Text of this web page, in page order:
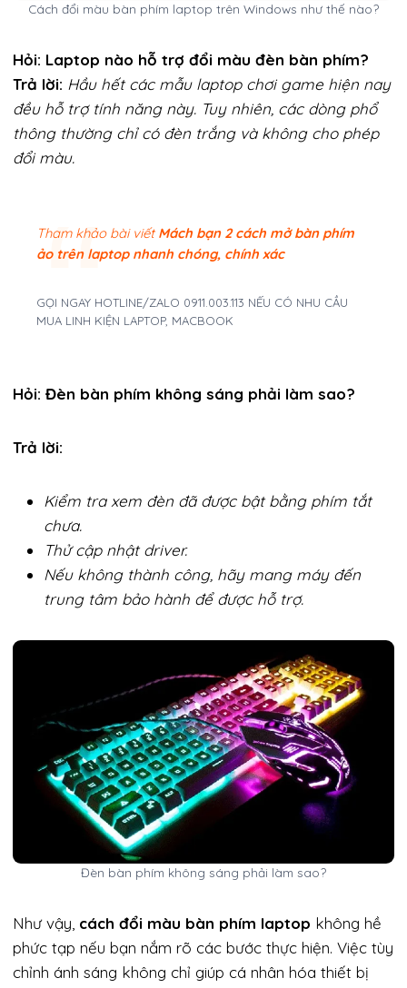
Cách đổi màu bàn phím laptop trên Windows như thế nào?
Hỏi: Laptop nào hỗ trợ đổi màu đèn bàn phím?
Trả lời: Hầu hết các mẫu laptop chơi game hiện nay
đều hỗ trợ tính năng này. Tuy nhiên, các dòng phổ
thông thường chỉ có đèn trắng và không cho phép
đổi màu.
Tham khảo bài viếtMách bạn 2 cách mở bàn phím
ảo trên laptop nhanh chóng, chính xác
GỌI NGAY HOTLINE/ZALO 0911.003.113 NẾU CÓ NHU CẦU
MUA LINH KIỆN LAPTOP, MACBOOK
Hỏi: Đèn bàn phím không sáng phải làm sao?
Trả lời:
Kiểm tra xem đèn đã được bật bằng phím tắt
chưa.
Thử cập nhật driver.
Nếu không thành công, hãy mang máy đến
trung tâm bảo hành để được hỗ trợ.
Đèn bàn phím không sáng phải làm sao?
Như vậy, cách đổi màu bàn phím laptop không hề
phức tạp nếu bạn nắm rõ các bước thực hiện. Việc tùy
chỉnh ánh sáng không chỉ giúp cá nhân hóa thiết bị